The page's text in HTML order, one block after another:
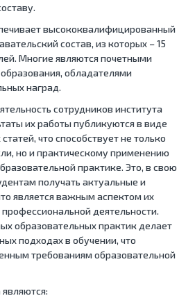
высококвалифицированный
состав, из которых – 15
Многие являются почетными
обладателями
наград.
сотрудников института
их работы публикуются в виде
что способствует не только
но и практическому применению
практике. Это, в свою
получать актуальные и
является важным аспектом их
деятельности.
образовательных практик делает
подходах в обучении, что
требованиям образовательной